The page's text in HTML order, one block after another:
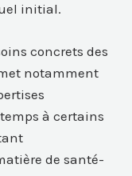
initial.
concrets des
notamment
à certains
de santé-